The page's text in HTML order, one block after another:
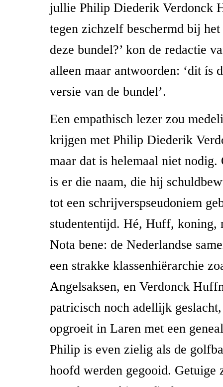
jullie Philip Diederik Verdonck
tegen zichzelf beschermd bij
deze bundel?’ kon de redactie
alleen maar antwoorden: ‘dit ís
versie van de bundel’.
Een empathisch lezer zou
krijgen met Philip Diederik
maar dat is helemaal niet nodig.
is er die naam, die hij
tot een schrijverspseudoniem
studententijd. Hé, Huff, koning,
Nota bene: de Nederlandse
een strakke klassenhiërarchie
Angelsaksen, en Verdonck
patricisch noch adellijk
opgroeit in Laren met een
Philip is even zielig als de
hoofd werden gegooid.